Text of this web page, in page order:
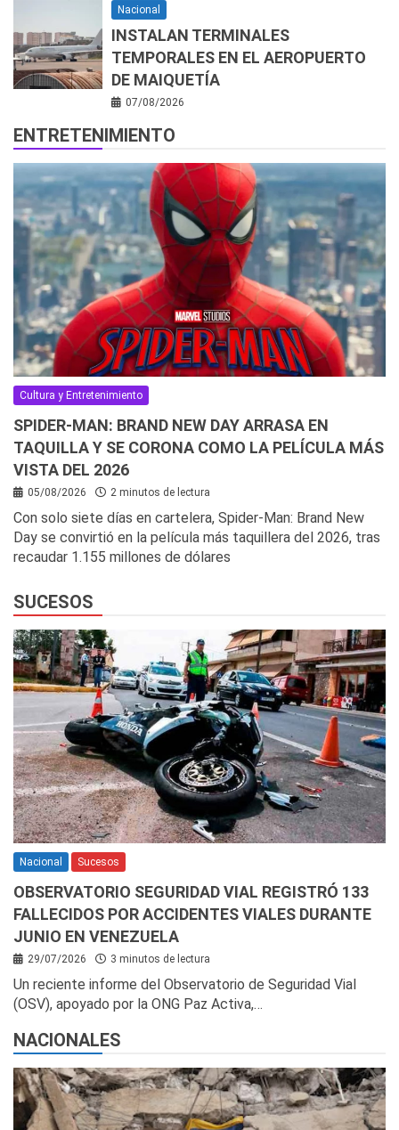
Nacional
INSTALAN TERMINALES
TEMPORALES EN EL AEROPUERTO
DE MAIQUETÍA
07/08/2026
ENTRETENIMIENTO
Cultura y Entretenimiento
SPIDER-MAN: BRAND NEW DAY ARRASA EN
TAQUILLA Y SE CORONA COMO LA PELÍCULA MÁS
VISTA DEL 2026
05/08/2026 2 minutos de lectura
Con solo siete días en cartelera, Spider-Man: Brand New
Day se convirtió en la película más taquillera del 2026, tras
recaudar 1.155 millones de dólares
SUCESOS
Nacional Sucesos
OBSERVATORIO SEGURIDAD VIAL REGISTRÓ 133
FALLECIDOS POR ACCIDENTES VIALES DURANTE
JUNIO EN VENEZUELA
29/07/2026 3 minutos de lectura
Un reciente informe del Observatorio de Seguridad Vial
(OSV), apoyado por la ONG Paz Activa,…
NACIONALES